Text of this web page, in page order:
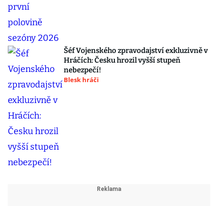
Šéf Vojenského zpravodajství exkluzivně v
Hráčích: Česku hrozil vyšší stupeň
nebezpečí!
Blesk hráči